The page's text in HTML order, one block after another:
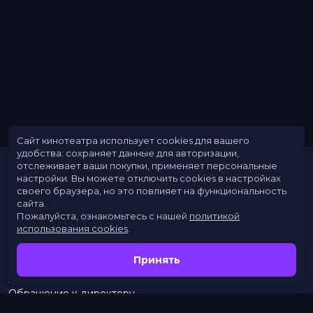
Расписание
Скоро в кино
Заведения
Обращение к директору
Сайт кинотеатра использует cookies для вашего
удобства: сохраняет данные для авторизации,
отслеживает ваши покупки, применяет персональные
настройки. Вы можете отключить cookies в настройках
своего браузера, но это повлияет на функциональность
сайта.
Пожалуйста, ознакомьтесь с нашей политикой
использования cookies
Принять